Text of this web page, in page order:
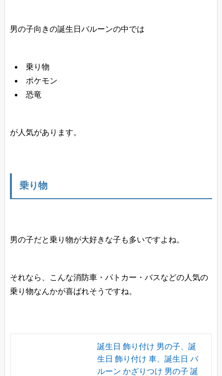
男の子向きの誕生日バルーンの中では
乗り物
ポケモン
恐竜
が人気があります。
乗り物
男の子だと乗り物が大好きな子も多いですよね。
それなら、こんな消防車・パトカー・バスなどの人気の
乗り物なんかが喜ばれそうですね。
誕生日 飾り付け 男の子、誕
生日 飾り付け 車、誕生日 バ
ルーン かざりつけ 男の子 誕